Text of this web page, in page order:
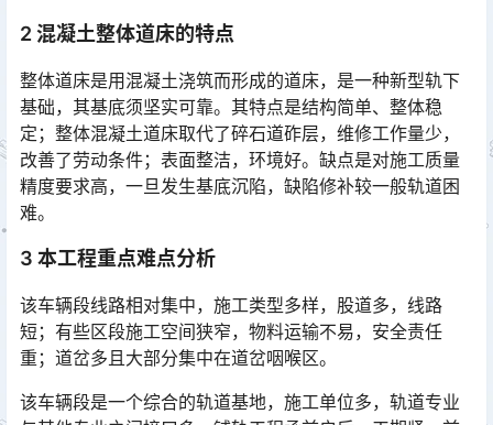
2 混凝土整体道床的特点
整体道床是用混凝土浇筑而形成的道床，是一种新型轨下
基础，其基底须坚实可靠。其特点是结构简单、整体稳
定；整体混凝土道床取代了碎石道砟层，维修工作量少，
改善了劳动条件；表面整洁，环境好。缺点是对施工质量
精度要求高，一旦发生基底沉陷，缺陷修补较一般轨道困
难。󠅅󠅃󠄵󠅂󠄪󠇖󠆨󠆨󠇕󠆞󠆒󠅬󠇘󠆭󠆘󠇙󠆝󠅵󠇗󠆭󠆁󠄐󠇗󠅹󠅸󠇖󠆍󠅳󠇖󠅹󠅰󠇖󠆌󠅹
3 本工程重点难点分析
该车辆段线路相对集中，施工类型多样，股道多，线路
短；有些区段施工空间狭窄，物料运输不易，安全责任
重；道岔多且大部分集中在道岔咽喉区。
该车辆段是一个综合的轨道基地，施工单位多，轨道专业